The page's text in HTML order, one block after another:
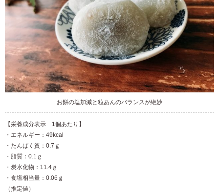
お餅の塩加減と粒あんのバランスが絶妙
【栄養成分表示 1個あたり】
・エネルギー：49kcal
・たんぱく質：0.7ｇ
・脂質：0.1ｇ
・炭水化物：11.4ｇ
・食塩相当量：0.06ｇ
（推定値）